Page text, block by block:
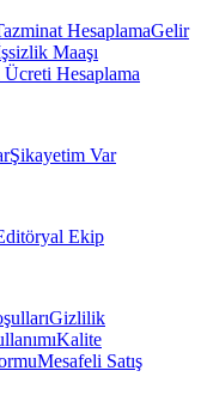
HesaplamaGelir
Maaşı
Hesaplama
Şikayetim Var
Ekip
Gizlilik
Kalite
Mesafeli Satış